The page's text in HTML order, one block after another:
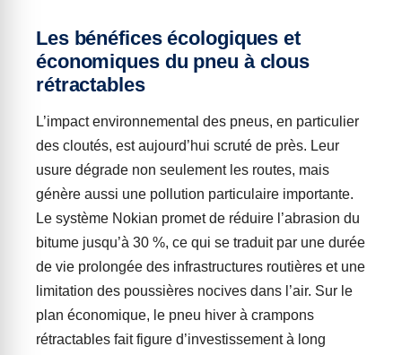
Les bénéfices écologiques et
économiques du pneu à clous
rétractables
L’impact environnemental des pneus, en particulier
des cloutés, est aujourd’hui scruté de près. Leur
usure dégrade non seulement les routes, mais
génère aussi une pollution particulaire importante.
Le système Nokian promet de réduire l’abrasion du
bitume jusqu’à 30 %, ce qui se traduit par une durée
de vie prolongée des infrastructures routières et une
limitation des poussières nocives dans l’air. Sur le
plan économique, le pneu hiver à crampons
rétractables fait figure d’investissement à long